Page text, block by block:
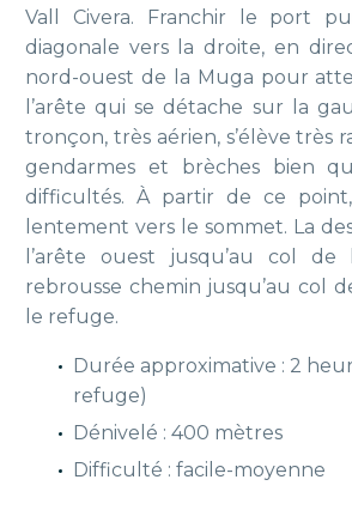
Vall Civera. Franchir le port
diagonale vers la droite, en
nord-ouest de la Muga pour
l’arête qui se détache sur la
tronçon, très aérien, s’élève très
gendarmes et brèches bien
difficultés. À partir de ce point,
lentement vers le sommet. La
l’arête ouest jusqu’au col
rebrousse chemin jusqu’au col
le refuge.
Durée approximative : 2
refuge)
Dénivelé : 400 mètres
Difficulté : facile-moyenne